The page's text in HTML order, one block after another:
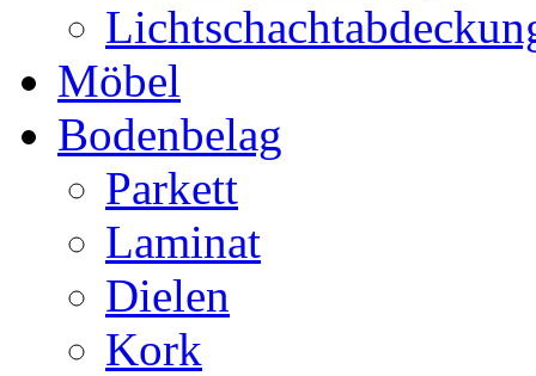
Möbel
Bodenbelag
Parkett
Laminat
Dielen
Kork